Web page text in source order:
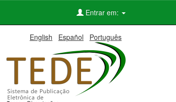
Entrar em:
English Español Português